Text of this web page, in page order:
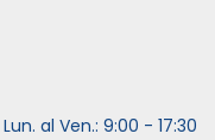
al Ven.: 9:00 - 17:30